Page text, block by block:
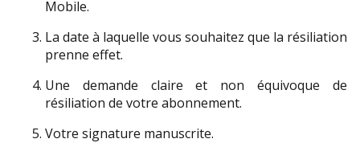
Mobile.
La date à laquelle vous souhaitez que la résiliation
prenne effet.
Une demande claire et non équivoque de
résiliation de votre abonnement.
Votre signature manuscrite.